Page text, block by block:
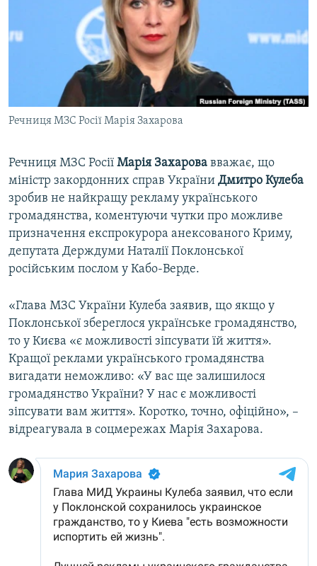
ВІДЕОУРОКИ «ELIFBE»
СВІДЧЕННЯ ОКУПАЦІЇ
УКРАЇНСЬКА ПРОБЛЕМА КРИМУ
ІНФОГРАФІКА
ЯК ОБІЙТИ БЛОКУВАННЯ
Qırımtatar
ДОЛУЧАЙСЯ!
Усі сайти RFE/RL
Речниця МЗС Росії Марія Захарова
Речниця МЗС Росії Марія Захарова вважає, що
міністр закордонних справ України Дмитро Кулеба
зробив не найкращу рекламу українського
громадянства, коментуючи чутки про можливе
призначення експрокурора анексованого Криму,
депутата Держдуми Наталії Поклонської
російським послом у Кабо-Верде.
«Глава МЗС України Кулеба заявив, що якщо у
Поклонської збереглося українське громадянство,
то у Києва «є можливості зіпсувати їй життя».
Кращої реклами українського громадянства
вигадати неможливо: «У вас ще залишилося
громадянство України? У нас є можливості
зіпсувати вам життя». Коротко, точно, офіційно», –
відреагувала в соцмережах Марія Захарова.